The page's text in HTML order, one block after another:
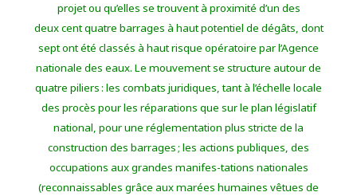
projet ou qu’elles se trouvent à proximité d’un des
deux cent quatre barrages à haut potentiel de dégâts, dont
sept ont été classés à haut risque opératoire par l’Agence
nationale des eaux. Le mouvement se structure autour de
quatre piliers : les combats juridiques, tant à l’échelle locale
des procès pour les réparations que sur le plan législatif
national, pour une réglementation plus stricte de la
construction des barrages ; les actions publiques, des
occupations aux grandes manifes-tations nationales
(reconnaissables grâce aux marées humaines vêtues de